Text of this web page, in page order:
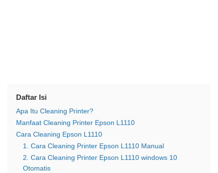
Daftar Isi
Apa Itu Cleaning Printer?
Manfaat Cleaning Printer Epson L1110
Cara Cleaning Epson L1110
1. Cara Cleaning Printer Epson L1110 Manual
2. Cara Cleaning Printer Epson L1110 windows 10
Otomatis